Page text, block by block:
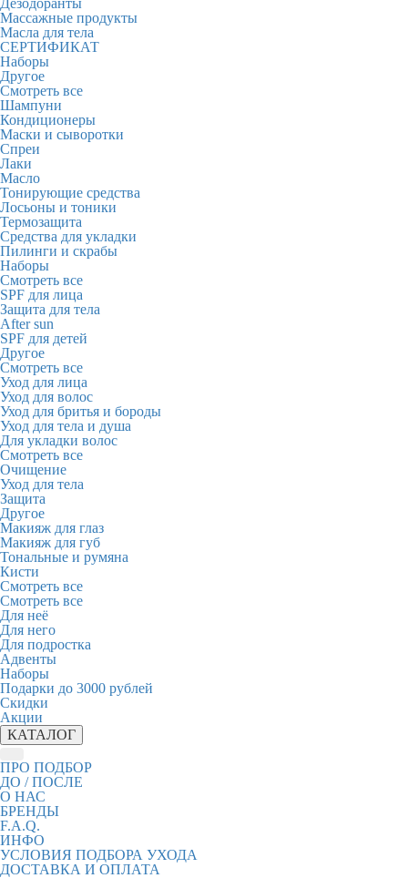
Дезодоранты
Массажные продукты
Масла для тела
СЕРТИФИКАТ
Наборы
Другое
Смотреть все
Шампуни
Кондиционеры
Маски и сыворотки
Спреи
Лаки
Масло
Тонирующие средства
Лосьоны и тоники
Термозащита
Средства для укладки
Пилинги и скрабы
Наборы
Смотреть все
SPF для лица
Защита для тела
After sun
SPF для детей
Другое
Смотреть все
Уход для лица
Уход для волос
Уход для бритья и бороды
Уход для тела и душа
Для укладки волос
Смотреть все
Очищение
Уход для тела
Защита
Другое
Макияж для глаз
Макияж для губ
Тональные и румяна
Кисти
Смотреть все
Смотреть все
Для неё
Для него
Для подростка
Адвенты
Наборы
Подарки до 3000 рублей
Скидки
Акции
КАТАЛОГ
ПРО ПОДБОР
ДО / ПОСЛЕ
О НАС
БРЕНДЫ
F.A.Q.
ИНФО
УСЛОВИЯ ПОДБОРА УХОДА
ДОСТАВКА И ОПЛАТА